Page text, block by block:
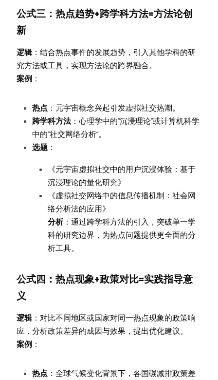
公式三：热点趋势+跨学科方法=方法论创
新
逻辑：结合热点事件的发展趋势，引入其他学科的研
究方法或工具，实现方法论的跨界融合。
案例 ：
热点 ：元宇宙概念兴起引发虚拟社交热潮。
跨学科方法：心理学中的“沉浸理论”或计算机科学
中的“社交网络分析”。
选题 ：
《元宇宙虚拟社交中的用户沉浸体验：基于
沉浸理论的量化研究》
《虚拟社交网络中的信息传播机制：社会网
络分析法的应用》
分析：通过跨学科方法的引入，突破单一学
科的研究边界，为热点问题提供更全面的分
析工具。
公式四：热点现象+政策对比=实践指导意
义
逻辑：对比不同地区或国家对同一热点现象的政策响
应，分析政策差异的成因与效果，提出优化建议。
案例 ：
热点 ：全球气候变化背景下，各国碳减排政策差